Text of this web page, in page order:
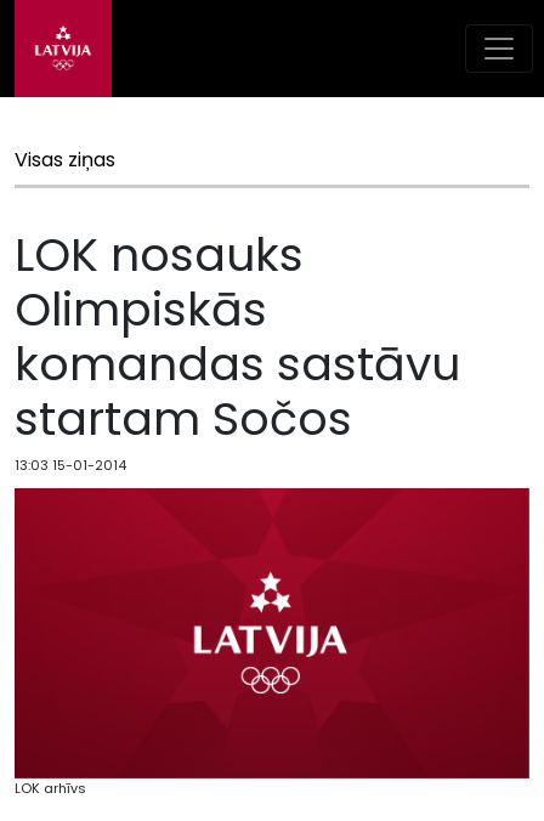
Visas ziņas
LOK nosauks
Olimpiskās
komandas sastāvu
startam Sočos
13:03 15-01-2014
LOK arhīvs